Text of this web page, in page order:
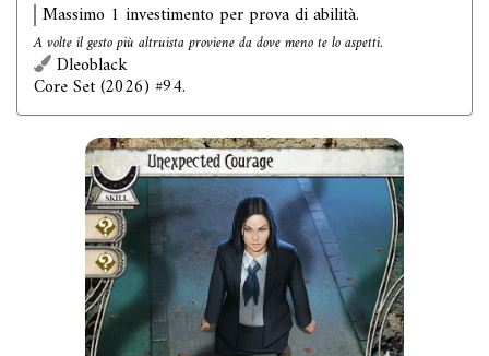
Massimo 1 investimento per prova di abilità.
A volte il gesto più altruista proviene da dove meno te lo aspetti.
Dleoblack
Core Set (2026) #94.